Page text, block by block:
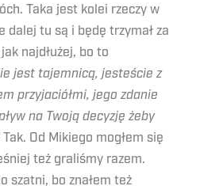
Taka jest kolei rzeczy w
dalej tu są i będę trzymał za
najdłużej, bo to
jest tajemnicą, jesteście z
przyjaciółmi, jego zdanie
na Twoją decyzję żeby
Tak. Od Mikiego mogłem się
też graliśmy razem.
szatni, bo znałem też